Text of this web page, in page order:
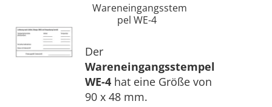
Wareneingangsstem
pel WE-4
Der
Wareneingangsstempel
WE-4 hat eine Größe von
90 x 48 mm.